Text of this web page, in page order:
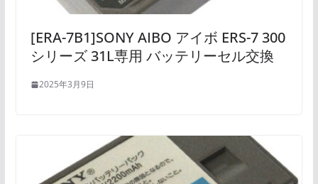
[ERA-7B1]SONY AIBO アイボ ERS-7 300
シリーズ 31L専用 バッテリーセル交換
2025年3月9日